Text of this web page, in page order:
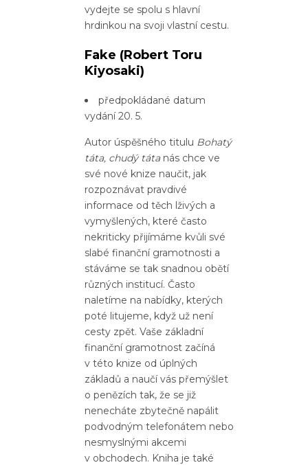
vydejte se spolu s hlavní
hrdinkou na svoji vlastní cestu.
Fake (Robert Toru
Kiyosaki)
předpokládané datum
vydání 20. 5.
Autor úspěšného titulu Bohatý
táta, chudý tátanás chce ve
své nové knize naučit, jak
rozpoznávat pravdivé
informace od těch lživých a
vymyšlených, které často
nekriticky přijímáme kvůli své
slabé finanční gramotnosti a
stáváme se tak snadnou obětí
různých institucí. Často
naletíme na nabídky, kterých
poté litujeme, když už není
cesty zpět. Vaše základní
finanční gramotnost začíná
v této knize od úplných
základů a naučí vás přemýšlet
o penězích tak, že se již
nenecháte zbytečně napálit
podvodným telefonátem nebo
nesmyslnými akcemi
v obchodech. Kniha je také